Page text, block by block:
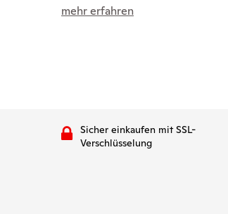
mehr erfahren
Sicher einkaufen mit SSL-
Verschlüsselung